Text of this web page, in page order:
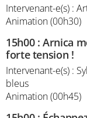
Intervenant-e(s) :
Animation (00h30)
15h00:Arnica
forte tension !
Intervenant-e(s) :
bleus
Animation (00h45)